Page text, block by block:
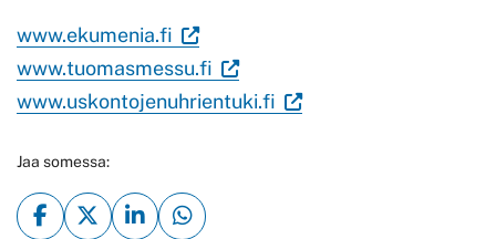
www.ekumenia.fi (Vieraile
ulkoisella
sivustolla.
uuteen
välilehteen.)
www.tuomasmessu.fi (Vieraile
ulkoisella
www.uskontojenuhrientuki.fi (Vieraile
Jaa somessa: